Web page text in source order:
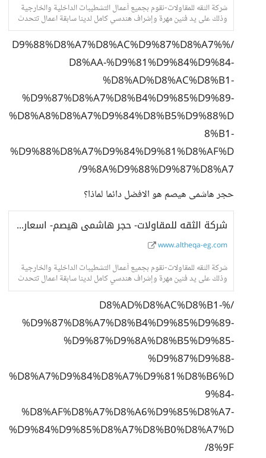
شركة الثقه للمقاولات-نقوم بجميع أعمال التشطيبات الداخلية والخارجية
وذلك على يد فنين مهرة وإشراف هندسي كامل لدينا سابقة اعمال تتحدث
عنا فى جميع انحاء الجمهور
/%D9%88%D8%A7%D8%AC%D9%87%D8%A7%
D8%AA-%D9%81%D9%84%D9%84-
%D8%AD%D8%AC%D8%B1-
%D9%87%D8%A7%D8%B4%D9%85%D9%89-
%D8%A8%D8%A7%D9%84%D8%B5%D9%88%D
8%B1-
%D9%88%D8%A7%D9%84%D9%81%D8%AF%D
9%8A%D9%88%D9%87%D8%A7/
حجر هاشمى هيصم هو الافضل دائما لماذا؟
شركة الثقه للمقاولات- حجر هاشمى هيصم- اسعار حجر هاشمى- واجهات حجر هاشمى
www.altheqa-eg.com
شركة الثقه للمقاولات-نقوم بجميع أعمال التشطيبات الداخلية والخارجية
وذلك على يد فنين مهرة وإشراف هندسي كامل لدينا سابقة اعمال تتحدث
عنا فى جميع انحاء الجمهور
/%D8%AD%D8%AC%D8%B1-
%D9%87%D8%A7%D8%B4%D9%85%D9%89-
%D9%87%D9%8A%D8%B5%D9%85-
%D9%87%D9%88-
%D8%A7%D9%84%D8%A7%D9%81%D8%B6%D
9%84-
%D8%AF%D8%A7%D8%A6%D9%85%D8%A7-
%D9%84%D9%85%D8%A7%D8%B0%D8%A7%D
8%9F/